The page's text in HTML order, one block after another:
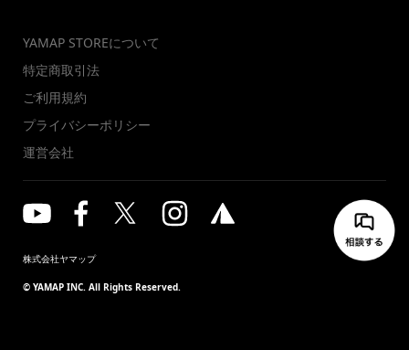
YAMAP STOREについて
特定商取引法
ご利用規約
プライバシーポリシー
運営会社
株式会社ヤマップ
© YAMAP INC. All Rights Reserved.